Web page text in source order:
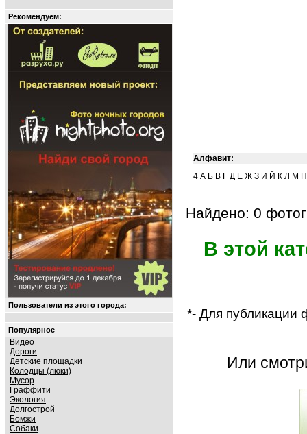
Рекомендуем:
Пользователи из этого города:
Популярное
Видео
Дороги
Детские площадки
Колодцы (люки)
Мусор
Граффити
Экология
Долгострой
Бомжи
Собаки
Алфавит:
4 А Б В Г Д Е Ж З И Й К Л М Н
Найдено: 0
В этой
*- Для публикации
Или